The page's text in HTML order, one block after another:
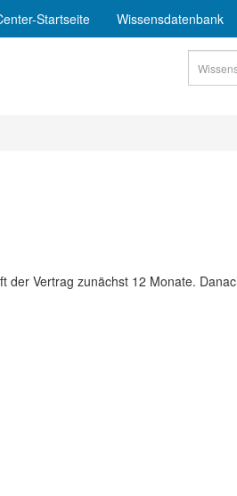
Startseite Wissensdatenbank
Vertrag zunächst 12 Monate.